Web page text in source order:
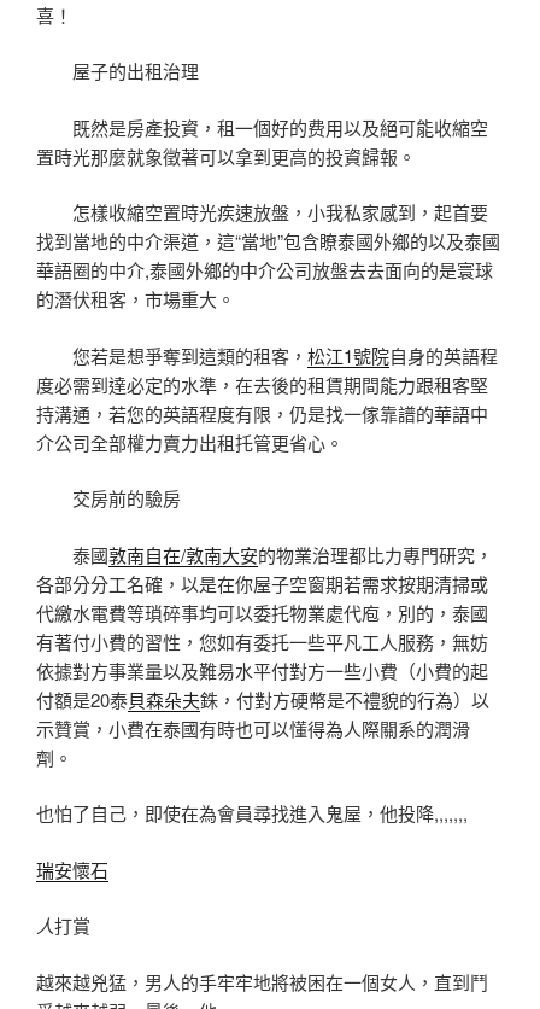
喜！
屋子的出租治理
既然是房產投資，租一個好的费用以及絕可能收縮空
置時光那麼就象徵著可以拿到更高的投資歸報。
怎樣收縮空置時光疾速放盤，小我私家感到，起首要
找到當地的中介渠道，這“當地”包含瞭泰國外鄉的以及泰國
華語圈的中介,泰國外鄉的中介公司放盤去去面向的是寰球
的潛伏租客，市場重大。
您若是想爭奪到這類的租客， 松江1號院自身的英語程
度必需到達必定的水準，在去後的租賃期間能力跟租客堅
持溝通，若您的英語程度有限，仍是找一傢靠譜的華語中
介公司全部權力賣力出租托管更省心。
交房前的驗房
泰國敦南自在/敦南大安的物業治理都比力專門研究，
各部分分工名確，以是在你屋子空窗期若需求按期清掃或
代繳水電費等瑣碎事均可以委托物業處代庖，別的，泰國
有著付小費的習性，您如有委托一些平凡工人服務，無妨
依據對方事業量以及難易水平付對方一些小費（小費的起
付額是20泰貝森朵夫銖，付對方硬幣是不禮貌的行為）以
示贊賞，小費在泰國有時也可以懂得為人際關系的潤滑
劑。
也怕了自己，即使在為會員尋找進入鬼屋，他投降,,,,,,,
瑞安懷石
人打賞
越來越兇猛，男人的手牢牢地將被困在一個女人，直到鬥